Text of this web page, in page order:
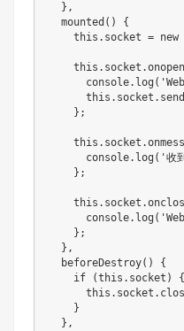
} ,
mounted ( )
{
this . socket = new
this . socket .onopen
      console
. log (
this . socket . send
} ;
this . socket .
      console
. log ( '收
} ;
this . socket .
      console
. log (
} ;
} ,
beforeDestroy( )
{
if
(this . socket )
{
this . socket .
}
} ,